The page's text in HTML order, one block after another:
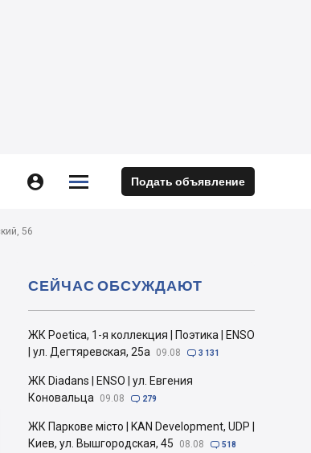
 

 Подать объявление
56
ЖК Poetica, 1-я коллекция | Поэтика | ENSO
| ул. Дегтяревская, 25а
09.08  3 131
ЖК Diadans | ENSO | ул. Евгения
Коновальца
09.08  279
ЖК Паркове місто | KAN Development, UDP |
Киев, ул. Вышгородская, 45
08.08  518
СЕЙЧАС ОБСУЖДАЮТ